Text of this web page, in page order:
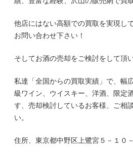
他店にはない高額での買取を実現し
お問い合わせ下さい！
そしてお酒の売却をご検討をして
私達「全国からの買取実績」で、幅
級ワイン、ウイスキー、洋酒、限定
す、売却検討しているお客様、ご相
い。
住所、東京都中野区上鷺宮５－１０－